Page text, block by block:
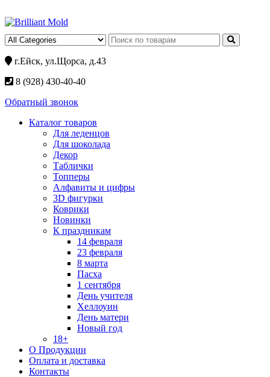
г.Ейск, ул.Щорса, д.43
8 (928) 430-40-40
Обратный звонок
Каталог товаров
Для леденцов
Для шоколада
Декор
Таблички
Топперы
Алфавиты и цифры
3D фигурки
Коврики
Новинки
К праздникам
14 февраля
23 февраля
8 марта
Пасха
1 сентября
День учителя
Хеллоуин
День матери
Новый год
18+
О Продукции
Оплата и доставка
Контакты